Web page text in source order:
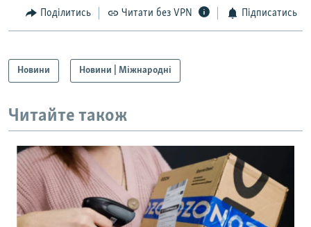
Поділитись Читати без VPN Підписатись
Новини Новини | Міжнародні
Читайте також